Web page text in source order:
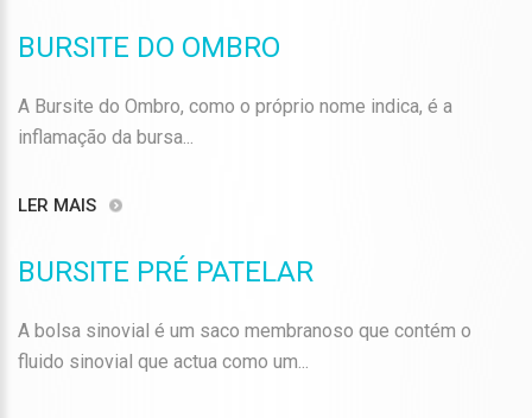
BURSITE DO OMBRO
A Bursite do Ombro, como o próprio nome indica, é a
inflamação da bursa...
LER MAIS
BURSITE PRÉ PATELAR
A bolsa sinovial é um saco membranoso que contém o
fluido sinovial que actua como um...